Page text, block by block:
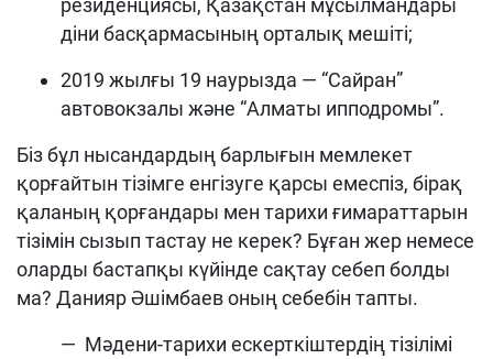
резиденциясы, Қазақстан мұсылмандары
діни басқармасының орталық мешіті;
2019 жылғы 19 наурызда — “Сайран”
автовокзалы және “Алматы ипподромы”.
Біз бұл нысандардың барлығын мемлекет
қорғайтын тізімге енгізуге қарсы емеспіз, бірақ
қаланың қорғандары мен тарихи ғимараттарын
тізімін сызып тастау не керек? Бұған жер немесе
оларды бастапқы күйінде сақтау себеп болды
ма? Данияр Әшімбаев оның себебін тапты.
— Мәдени-тарихи ескерткіштердің тізілімі